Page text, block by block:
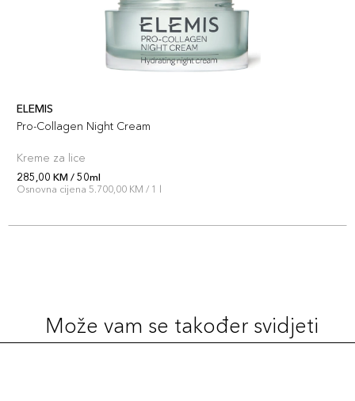
ELEMIS
Pro-Collagen Night Cream
Kreme za lice
285,00 KM / 50ml
Osnovna cijena 5.700,00 KM / 1 l
Može vam se također svidjeti